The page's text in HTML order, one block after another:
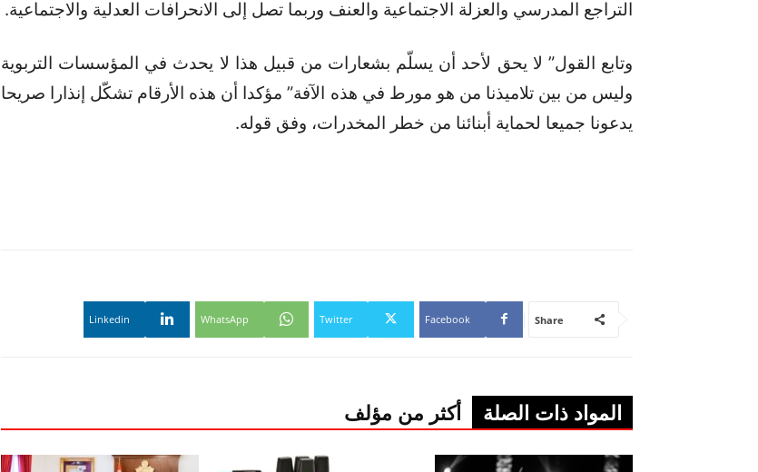
التراجع المدرسي والعزلة الاجتماعية والعنف وربما تصل إلى الانحرافات العدلية والاجتماعية.
وتابع القول” لا يحق لأحد أن يسلّم بشعارات من قبيل هذا لا يحدث في المؤسسات التربوية
وليس من بين تلاميذنا من هو مورط في هذه الآفة” مؤكدا أن هذه الأرقام تشكّل إنذارا صريحا
يدعونا جميعا لحماية أبنائنا من خطر المخدرات، وفق قوله.
Share
Facebook
Twitter
WhatsApp
Linkedin
المواد ذات الصلة أكثر من مؤلف